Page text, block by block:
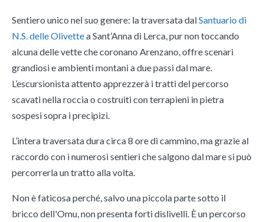
Sentiero unico nel suo genere: la traversata dalSantuario di
N.S. delle Olivettea Sant’Anna di Lerca, pur non toccando
alcuna delle vette che coronano Arenzano, offre scenari
grandiosi e ambienti montani a due passi dal mare.
L’escursionista attento apprezzerà i tratti del percorso
scavati nella roccia o costruiti con terrapieni in pietra
sospesi sopra i precipizi.
L’intera traversata dura circa 8 ore di cammino, ma grazie al
raccordo con i numerosi sentieri che salgono dal mare si può
percorrerla un tratto alla volta.
Non è faticosa perché, salvo una piccola parte sotto il
bricco dell'Omu, non presenta forti dislivelli. È un percorso